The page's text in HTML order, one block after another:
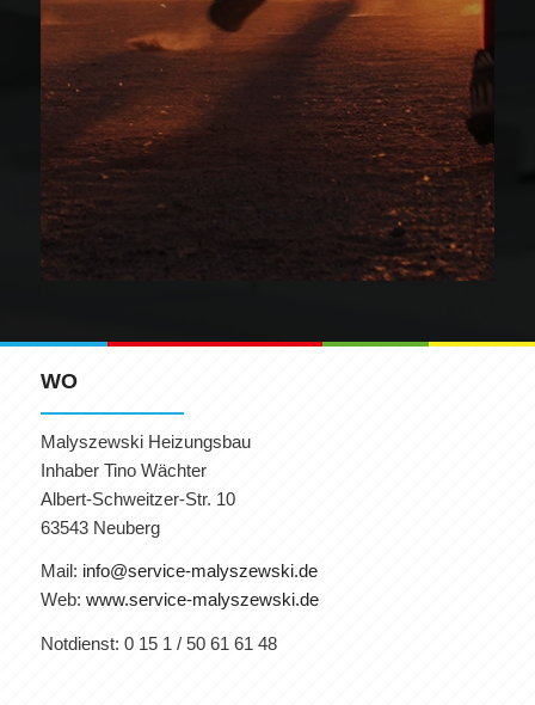
WO
Malyszewski Heizungsbau
Inhaber Tino Wächter
Albert-Schweitzer-Str. 10
63543 Neuberg
Mail: info@service-malyszewski.de
Web: www.service-malyszewski.de
Notdienst: 0 15 1 / 50 61 61 48